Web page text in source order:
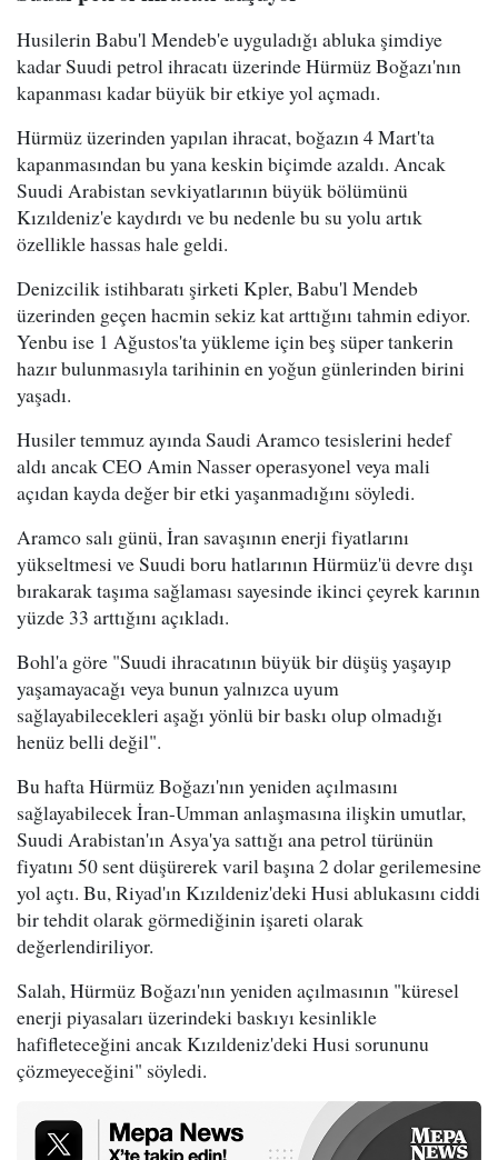
Husilerin Babu'l Mendeb'e uyguladığı abluka şimdiye
kadar Suudi petrol ihracatı üzerinde Hürmüz Boğazı'nın
kapanması kadar büyük bir etkiye yol açmadı.
Hürmüz üzerinden yapılan ihracat, boğazın 4 Mart'ta
kapanmasından bu yana keskin biçimde azaldı. Ancak
Suudi Arabistan sevkiyatlarının büyük bölümünü
Kızıldeniz'e kaydırdı ve bu nedenle bu su yolu artık
özellikle hassas hale geldi.
Denizcilik istihbaratı şirketi Kpler, Babu'l Mendeb
üzerinden geçen hacmin sekiz kat arttığını tahmin ediyor.
Yenbu ise 1 Ağustos'ta yükleme için beş süper tankerin
hazır bulunmasıyla tarihinin en yoğun günlerinden birini
yaşadı.
Husiler temmuz ayında Saudi Aramco tesislerini hedef
aldı ancak CEO Amin Nasser operasyonel veya mali
açıdan kayda değer bir etki yaşanmadığını söyledi.
Aramco salı günü, İran savaşının enerji fiyatlarını
yükseltmesi ve Suudi boru hatlarının Hürmüz'ü devre dışı
bırakarak taşıma sağlaması sayesinde ikinci çeyrek karının
yüzde 33 arttığını açıkladı.
Bohl'a göre "Suudi ihracatının büyük bir düşüş yaşayıp
yaşamayacağı veya bunun yalnızca uyum
sağlayabilecekleri aşağı yönlü bir baskı olup olmadığı
henüz belli değil".
Bu hafta Hürmüz Boğazı'nın yeniden açılmasını
sağlayabilecek İran-Umman anlaşmasına ilişkin umutlar,
Suudi Arabistan'ın Asya'ya sattığı ana petrol türünün
fiyatını 50 sent düşürerek varil başına 2 dolar gerilemesine
yol açtı. Bu, Riyad'ın Kızıldeniz'deki Husi ablukasını ciddi
bir tehdit olarak görmediğinin işareti olarak
değerlendiriliyor.
Salah, Hürmüz Boğazı'nın yeniden açılmasının "küresel
enerji piyasaları üzerindeki baskıyı kesinlikle
hafifleteceğini ancak Kızıldeniz'deki Husi sorununu
çözmeyeceğini" söyledi.